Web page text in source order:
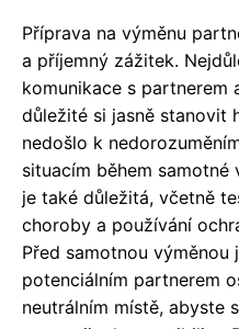
Příprava na výměnu
a příjemný zážitek.
komunikace s partnerem
důležité si jasně stanovit
nedošlo k
situacím během samotné
je také důležitá, včetně
choroby a používání
Před samotnou výměnou
potenciálním partnerem
neutrálním místě, abyste